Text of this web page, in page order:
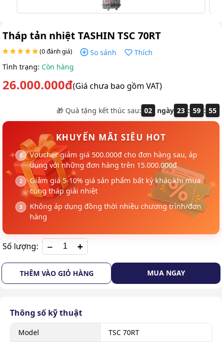
Tháp tản nhiệt TASHIN TSC 70RT
(0 đánh giá) So sánh
Thích
Tình trạng: Còn hàng
26.000.000đ(Giá chưa bao gồm VAT)
🎁 Quà tặng kết thúc sau: 02 ngày 23 : 59 : 54
KHUYẾN MÃI SIÊU HOT
Voucher giảm giá 500.000đ cho đơn hàng sau, áp
dụng với những đơn hàng trên 15.000.000đ
Giảm giá 5-10% giá sản phẩm bất kỳ khác khi mua
cùng tháp giải nhiệt
Không áp dụng đồng thời nhiều chương trình/đơn
hàng
Số lượng: +
THÊM VÀO GIỎ HÀNG MUA NGAY
Thông số kỹ thuật
Model
TSC 70RT